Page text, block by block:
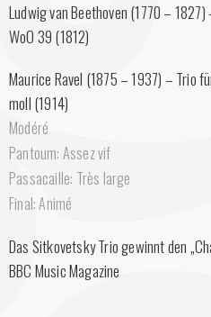
Ludwig van Beethoven (1770 –
WoO 39 (1812)
Maurice Ravel (1875 – 1937) – Trio
moll (1914)
Modéré
Pantoum: Assez vif
Passacaille: Très large
Final: Animé
Das Sitkovetsky Trio gewinnt den
BBC Music Magazine